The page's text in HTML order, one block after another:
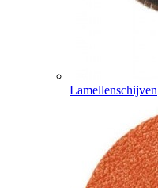
Lamellenschijven